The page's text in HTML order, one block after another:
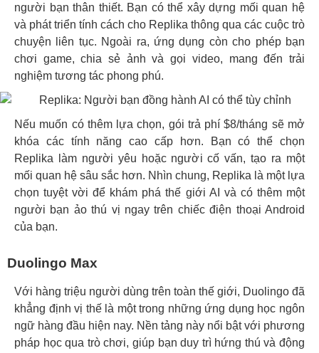
người bạn thân thiết. Bạn có thể xây dựng mối quan hệ
và phát triển tính cách cho Replika thông qua các cuộc trò
chuyện liên tục. Ngoài ra, ứng dụng còn cho phép bạn
chơi game, chia sẻ ảnh và gọi video, mang đến trải
nghiệm tương tác phong phú.
Nếu muốn có thêm lựa chọn, gói trả phí $8/tháng sẽ mở
khóa các tính năng cao cấp hơn. Bạn có thể chọn
Replika làm người yêu hoặc người cố vấn, tạo ra một
mối quan hệ sâu sắc hơn. Nhìn chung, Replika là một lựa
chọn tuyệt vời để khám phá thế giới AI và có thêm một
người bạn ảo thú vị ngay trên chiếc điện thoại Android
của bạn.
Duolingo Max
Với hàng triệu người dùng trên toàn thế giới, Duolingo đã
khẳng định vị thế là một trong những ứng dụng học ngôn
ngữ hàng đầu hiện nay. Nền tảng này nổi bật với phương
pháp học qua trò chơi, giúp bạn duy trì hứng thú và động